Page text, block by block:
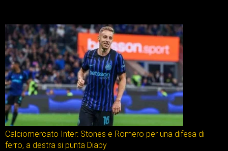
Calciomercato Inter: Stones e Romero per una difesa di
ferro, a destra si punta Diaby